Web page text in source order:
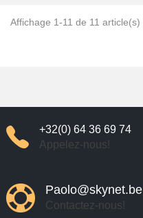
Affichage 1-11 de 11 article(s)
+32(0) 64 36 69 74
Appelez-nous!
Paolo@skynet.be
Contactez-nous!